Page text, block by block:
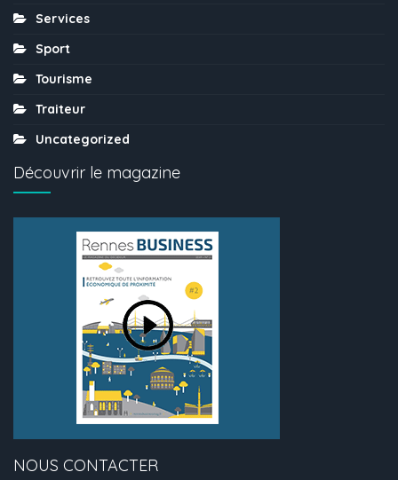
Services
Sport
Tourisme
Traiteur
Uncategorized
Découvrir le magazine
NOUS CONTACTER